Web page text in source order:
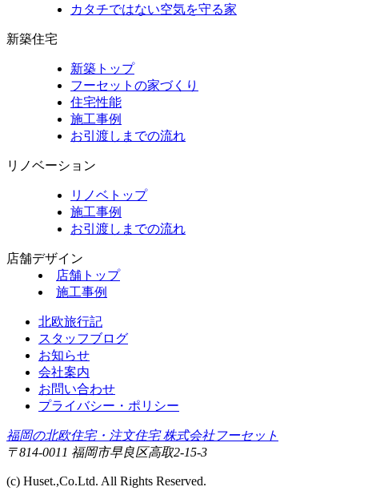
カタチではない空気を守る家
新築住宅
新築トップ
フーセットの家づくり
住宅性能
施工事例
お引渡しまでの流れ
リノベーション
リノベトップ
施工事例
お引渡しまでの流れ
店舗デザイン
店舗トップ
施工事例
北欧旅行記
スタッフブログ
お知らせ
会社案内
お問い合わせ
プライバシー・ポリシー
福岡の北欧住宅・注文住宅 株式会社フーセット
〒814-0011 福岡市早良区高取2-15-3
(c) Huset.,Co.Ltd. All Rights Reserved.